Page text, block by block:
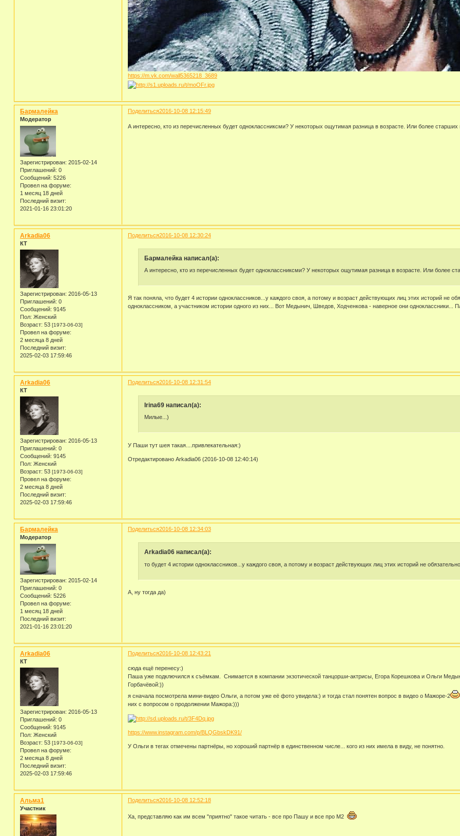
https://m.vk.com/wall5365218_3689
Поделиться2016-10-08 12:15:49
Бармалейка
Модератор
Зарегистрирован: 2015-02-14
Приглашений: 0
Сообщений: 5226
Провел на форуме:
1 месяц 18 дней
Последний визит:
2021-01-16 23:01:20
А интересно, кто из перечисленных будет одноклассниксми? У некоторых ощутимая разница в возрасте. Или более старших
Поделиться2016-10-08 12:30:24
Arkadia06
КТ
Зарегистрирован: 2016-05-13
Приглашений: 0
Сообщений: 9145
Пол: Женский
Возраст: 53 [1973-06-03]
Провел на форуме:
2 месяца 8 дней
Последний визит:
2025-02-03 17:59:46
Бармалейка написал(а):
А интересно, кто из перечисленных будет одноклассниксми? У некоторых ощутимая разница в возрасте. Или более
Я так поняла, что будет 4 истории одноклассников...у каждого своя, а потому и возраст действующих лиц этих историй не
одноклассником, а участником истории одного из них... Вот Медынич, Шведов, Ходченкова - наверное они
Поделиться2016-10-08 12:31:54
Arkadia06
КТ
Зарегистрирован: 2016-05-13
Приглашений: 0
Сообщений: 9145
Пол: Женский
Возраст: 53 [1973-06-03]
Провел на форуме:
2 месяца 8 дней
Последний визит:
2025-02-03 17:59:46
Irina69 написал(а):
Милые...)
У Паши тут шея такая....привлекательная:)
Отредактировано Arkadia06 (2016-10-08 12:40:14)
Поделиться2016-10-08 12:34:03
Бармалейка
Модератор
Зарегистрирован: 2015-02-14
Приглашений: 0
Сообщений: 5226
Провел на форуме:
1 месяц 18 дней
Последний визит:
2021-01-16 23:01:20
Arkadia06 написал(а):
то будет 4 истории одноклассников...у каждого своя, а потому и возраст действующих лиц этих историй не
А, ну тогда да)
Поделиться2016-10-08 12:43:21
Arkadia06
КТ
Зарегистрирован: 2016-05-13
Приглашений: 0
Сообщений: 9145
Пол: Женский
Возраст: 53 [1973-06-03]
Провел на форуме:
2 месяца 8 дней
Последний визит:
2025-02-03 17:59:46
сюда ещё перенесу:)
Паша уже подключился к съёмкам. Снимается в компании экзотической танцорши-актрисы, Егора Корешкова и Ольги
Горбачёвой:))
я сначала посмотрела мини-видео Ольги, а потом уже её фото увидела:) и тогда стал понятен вопрос в видео о Мажоре-2
них с вопросом о продолжении Мажора:)))
https://www.instagram.com/p/BLQGbskDK91/
У Ольги в тегах отмечены партнёры, но хороший партнёр в единственном числе... кого из них имела в виду, не понятно.
Поделиться2016-10-08 12:52:18
Альма1
Участник
Ха, представляю как им всем "приятно" такое читать - все про Пашу и все про М2